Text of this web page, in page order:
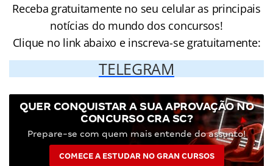
Receba gratuitamente no seu celular as principais
notícias do mundo dos concursos!
Clique no link abaixo e inscreva-se gratuitamente:
TELEGRAM
QUER CONQUISTAR A SUA APROVAÇÃO NO
CONCURSO CRA SC?
Prepare-se com quem mais entende do assunto!
COMECE A ESTUDAR NO GRAN CURSOS